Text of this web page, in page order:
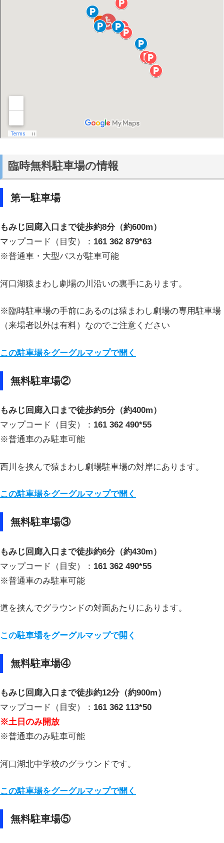
臨時無料駐車場の情報
第一駐車場
もみじ回廊入口まで徒歩約8分（約600m）
マップコード（目安）： 161 362 879*63
※普通車・大型バスが駐車可能
河口湖猿まわし劇場の川沿いの裏手にあります。
※臨時駐車場の手前にあるのは猿まわし劇場の専用駐車場
（来場者以外は有料）なのでご注意ください
この駐車場をグーグルマップで開く
無料駐車場②
もみじ回廊入口まで徒歩約5分（約400m）
マップコード（目安）： 161 362 490*55
※普通車のみ駐車可能
西川を挟んで猿まわし劇場駐車場の対岸にあります。
この駐車場をグーグルマップで開く
無料駐車場③
もみじ回廊入口まで徒歩約6分（約430m）
マップコード（目安）： 161 362 490*55
※普通車のみ駐車可能
道を挟んでグラウンドの対面あたりにあります。
この駐車場をグーグルマップで開く
無料駐車場④
もみじ回廊入口まで徒歩約12分（約900m）
マップコード（目安）： 161 362 113*50
※土日のみ開放
※普通車のみ駐車可能
河口湖北中学校のグラウンドです。
この駐車場をグーグルマップで開く
無料駐車場⑤